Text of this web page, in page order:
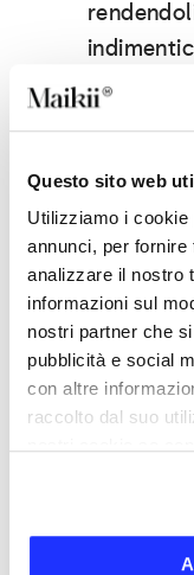
Questo sito web
Utilizziamo i
annunci, per
analizzare il nostro
informazioni sul
nostri partner che
pubblicità e social
con altre
raccolto dal suo
Ogni
pack è
offrire
unendo
buona
aspettare